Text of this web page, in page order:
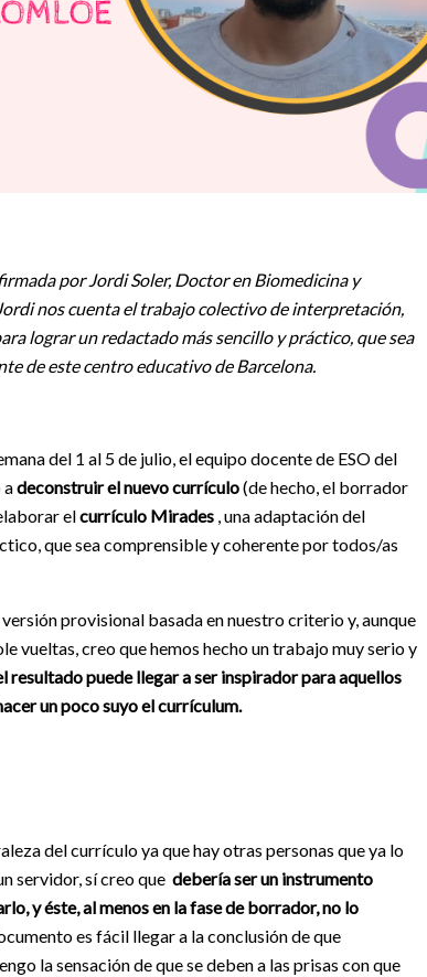
por Jordi Soler, Doctor en Biomedicina y
nos cuenta el trabajo colectivo de interpretación,
lograr un redactado más sencillo y práctico, que sea
de este centro educativo de Barcelona.
del 1 al 5 de julio, el equipo docente de ESO del
adeconstruir el nuevo currículo(de hecho, el borrador
elcurrículo Mirades , una adaptación del
que sea comprensible y coherente por todos/as
provisional basada en nuestro criterio y, aunque
vueltas, creo que hemos hecho un trabajo muy serio y
puede llegar a ser inspirador para aquellos
un poco suyo el currículum.
del currículo ya que hay otras personas que ya lo
servidor, sí creo que debería ser un instrumento
y éste, al menos en la fase de borrador, no lo
es fácil llegar a la conclusión de que
la sensación de que se deben a las prisas con que